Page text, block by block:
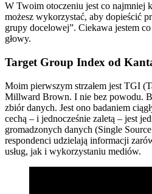
W Twoim otoczeniu jest co najmniej
możesz wykorzystać, aby dopieścić
grupy docelowej”. Ciekawa jestem
głowy.
Target Group Index od
Moim pierwszym strzałem jest TGI
Millward Brown. I nie bez powodu.
zbiór danych. Jest ono badaniem
cechą – i jednocześnie zaletą – jest
gromadzonych danych (Single
respondenci udzielają informacji
usług, jak i wykorzystaniu mediów.